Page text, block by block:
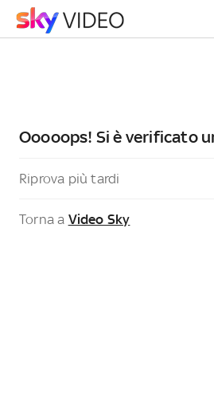
Ooooops! Si è verificato
Riprova più tardi
Torna a Video Sky